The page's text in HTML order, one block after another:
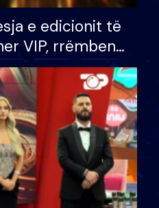
e edicionit të
VIP, rrëmben
100 mijë eurosh